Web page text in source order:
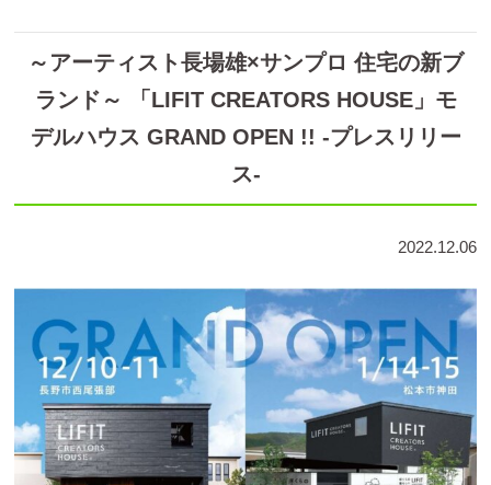
～アーティスト⾧場雄×サンプロ 住宅の新ブ
ランド～ 「LIFIT CREATORS HOUSE」モ
デルハウス GRAND OPEN !! -プレスリリー
ス-
2022.12.06